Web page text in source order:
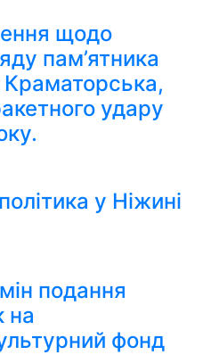
щодо
пам’ятника
удару
у Ніжині
подання
на
фонд